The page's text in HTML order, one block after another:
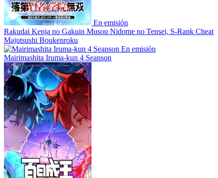
En emisión
Rakudai Kenja no Gakuin Musou Nidome no Tensei, S-Rank Cheat
Majutsushi Boukenroku
En emisión
Mairimashita Iruma-kun 4 Seanson